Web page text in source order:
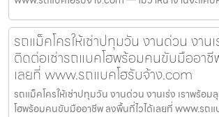
รถแม็คโครให้เช่าปทุมวัน งานด่วน งาน
ติดต่อเช่ารถแบคโฮพร้อมคนขับมืออาชี
เลยที่ www.รถแบคโฮรับจ้าง.com
รถแม็คโครให้เช่าปทุมวัน งานด่วน งานเร่ง เราพร้อ
โฮพร้อมคนขับมืออาชีพ ลงพื้นที่ไวได้เลยที่ www.รถแ